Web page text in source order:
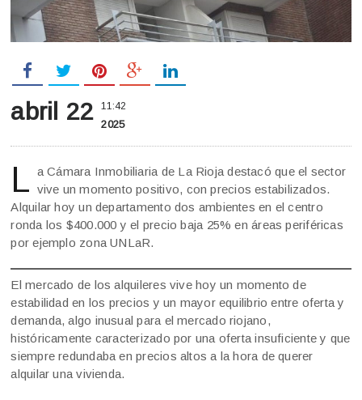
abril 22 11:42
2025
L a Cámara Inmobiliaria de La Rioja destacó que el sector
vive un momento positivo, con precios estabilizados.
Alquilar hoy un departamento dos ambientes en el centro
ronda los $400.000 y el precio baja 25% en áreas periféricas
por ejemplo zona UNLaR.
El mercado de los alquileres vive hoy un momento de
estabilidad en los precios y un mayor equilibrio entre oferta y
demanda, algo inusual para el mercado riojano,
históricamente caracterizado por una oferta insuficiente y que
siempre redundaba en precios altos a la hora de querer
alquilar una vivienda.